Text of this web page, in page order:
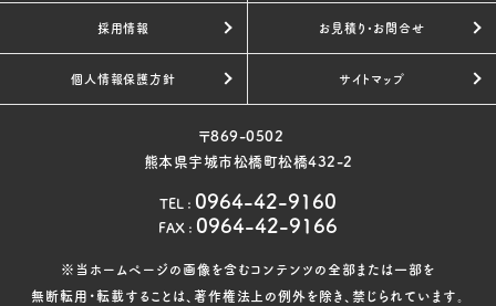
採用情報 お見積り・お問合せ
個人情報保護方針 サイトマップ
〒869-0502
熊本県宇城市松橋町松橋432-2
TEL : 0964-42-9160
FAX : 0964-42-9166
※当ホームページの画像を含むコンテンツの全部または一部を
無断転用・転載することは、著作権法上の例外を除き、禁じられています。